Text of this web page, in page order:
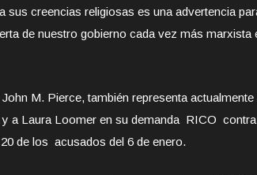
sus creencias religiosas es una advertencia
de nuestro gobierno cada vez más marxista
M. Pierce, también representa actualmente
a Laura Loomer en su demanda RICO
de los acusados del 6 de enero.